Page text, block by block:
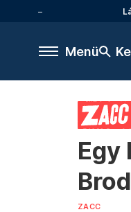
Menü
Egy
ZACC